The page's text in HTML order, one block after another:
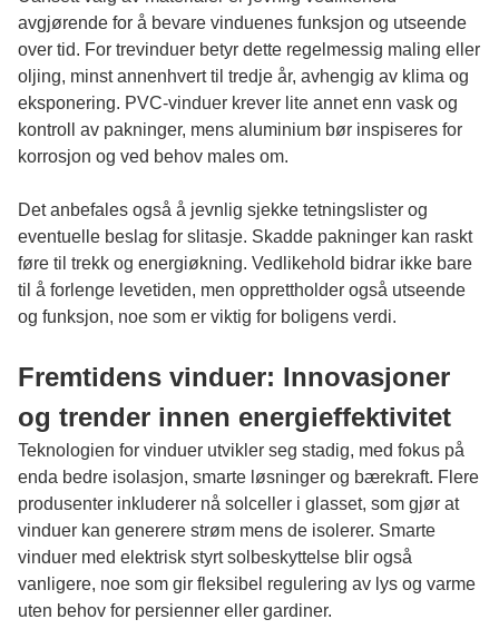
avgjørende for å bevare vinduenes funksjon og utseende
over tid. For trevinduer betyr dette regelmessig maling eller
oljing, minst annenhvert til tredje år, avhengig av klima og
eksponering. PVC-vinduer krever lite annet enn vask og
kontroll av pakninger, mens aluminium bør inspiseres for
korrosjon og ved behov males om.
Det anbefales også å jevnlig sjekke tetningslister og
eventuelle beslag for slitasje. Skadde pakninger kan raskt
føre til trekk og energiøkning. Vedlikehold bidrar ikke bare
til å forlenge levetiden, men opprettholder også utseende
og funksjon, noe som er viktig for boligens verdi.
Fremtidens vinduer: Innovasjoner
og trender innen energieffektivitet
Teknologien for vinduer utvikler seg stadig, med fokus på
enda bedre isolasjon, smarte løsninger og bærekraft. Flere
produsenter inkluderer nå solceller i glasset, som gjør at
vinduer kan generere strøm mens de isolerer. Smarte
vinduer med elektrisk styrt solbeskyttelse blir også
vanligere, noe som gir fleksibel regulering av lys og varme
uten behov for persienner eller gardiner.